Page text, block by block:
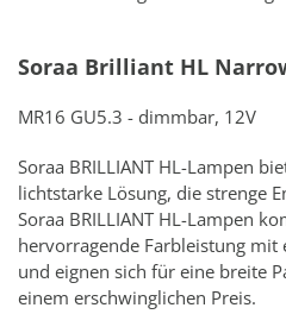
Soraa Brilliant HL
MR16 GU5.3 - dimmbar, 12V
Soraa BRILLIANT HL-Lampen
lichtstarke Lösung, die strenge
Soraa BRILLIANT HL-Lampen
hervorragende Farbleistung mit
und eignen sich für eine breite
einem erschwinglichen Preis.